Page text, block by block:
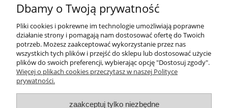
Pomoc
Strefa treści
Szkoły i kursy arborystyczne
Moje konto
Dbamy o Twoją prywatność
Pliki cookies i pokrewne im technologie umożliwiają poprawne
działanie strony i pomagają nam dostosować ofertę do Twoich
potrzeb. Możesz zaakceptować wykorzystanie przez nas
wszystkich tych plików i przejść do sklepu lub dostosować użycie
plików do swoich preferencji, wybierając opcję "Dostosuj zgody".
Więcej o plikach cookies przeczytasz w naszej Polityce
prywatności.
zaakceptuj tylko niezbędne